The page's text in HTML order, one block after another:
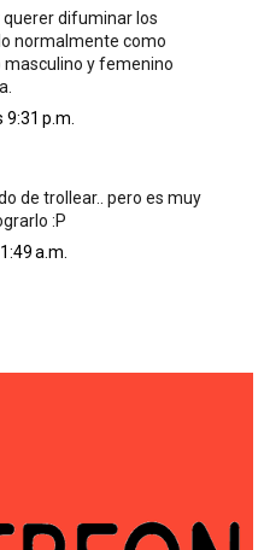
querer difuminar los
normalmente como
masculino y femenino
p.m.
de trollear.. pero es muy
:P
a.m.